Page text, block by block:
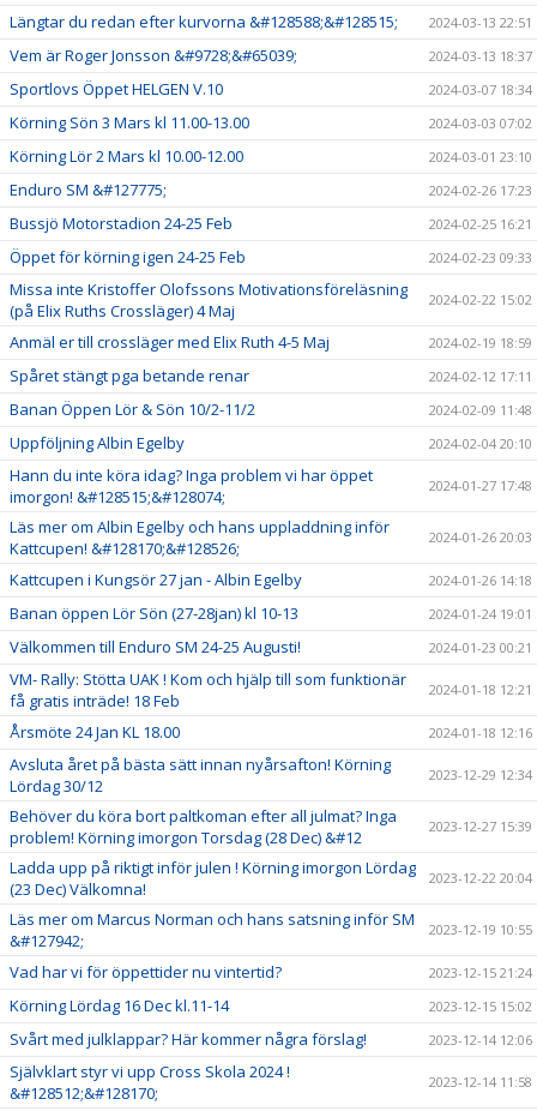
Längtar du redan efter kurvorna &#128588;&#128515; 2024-03-13 22:51
Vem är Roger Jonsson &#9728;&#65039; 2024-03-13 18:37
Sportlovs Öppet HELGEN V.10 2024-03-07 18:34
Körning Sön 3 Mars kl 11.00-13.00 2024-03-03 07:02
Körning Lör 2 Mars kl 10.00-12.00 2024-03-01 23:10
Enduro SM &#127775; 2024-02-26 17:23
Bussjö Motorstadion 24-25 Feb 2024-02-25 16:21
Öppet för körning igen 24-25 Feb 2024-02-23 09:33
Missa inte Kristoffer Olofssons Motivationsföreläsning
(på Elix Ruths Crossläger) 4 Maj
2024-02-22 15:02
Anmäl er till crossläger med Elix Ruth 4-5 Maj 2024-02-19 18:59
Spåret stängt pga betande renar 2024-02-12 17:11
Banan Öppen Lör & Sön 10/2-11/2 2024-02-09 11:48
Uppföljning Albin Egelby 2024-02-04 20:10
Hann du inte köra idag? Inga problem vi har öppet
imorgon! &#128515;&#128074;
2024-01-27 17:48
Läs mer om Albin Egelby och hans uppladdning inför
Kattcupen! &#128170;&#128526;
2024-01-26 20:03
Kattcupen i Kungsör 27 jan - Albin Egelby 2024-01-26 14:18
Banan öppen Lör Sön (27-28jan) kl 10-13 2024-01-24 19:01
Välkommen till Enduro SM 24-25 Augusti! 2024-01-23 00:21
VM- Rally: Stötta UAK ! Kom och hjälp till som funktionär
få gratis inträde! 18 Feb
2024-01-18 12:21
Årsmöte 24 Jan KL 18.00 2024-01-18 12:16
Avsluta året på bästa sätt innan nyårsafton! Körning
Lördag 30/12
2023-12-29 12:34
Behöver du köra bort paltkoman efter all julmat? Inga
problem! Körning imorgon Torsdag (28 Dec) &#12
2023-12-27 15:39
Ladda upp på riktigt inför julen ! Körning imorgon Lördag
(23 Dec) Välkomna!
2023-12-22 20:04
Läs mer om Marcus Norman och hans satsning inför SM
&#127942;
2023-12-19 10:55
Vad har vi för öppettider nu vintertid? 2023-12-15 21:24
Körning Lördag 16 Dec kl.11-14 2023-12-15 15:02
Svårt med julklappar? Här kommer några förslag! 2023-12-14 12:06
Självklart styr vi upp Cross Skola 2024 !
&#128512;&#128170;
2023-12-14 11:58